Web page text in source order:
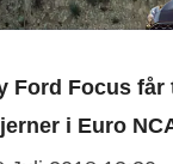
Ford Focus
i Euro